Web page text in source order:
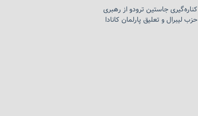
کناره‌گیری جاستین ترودو از رهبری
حزب لیبرال و تعلیق پارلمان کانادا